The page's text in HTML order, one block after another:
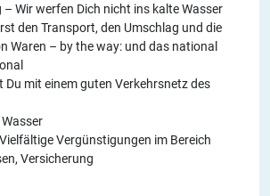
– Wir werfen Dich nicht ins kalte Wasser
den Transport, den Umschlag und die
Waren – by the way: und das national
Du mit einem guten Verkehrsnetz des
Vergünstigungen im Bereich
Versicherung